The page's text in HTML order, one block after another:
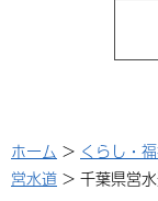
ホーム > くらし・
営水道 > 千葉県営